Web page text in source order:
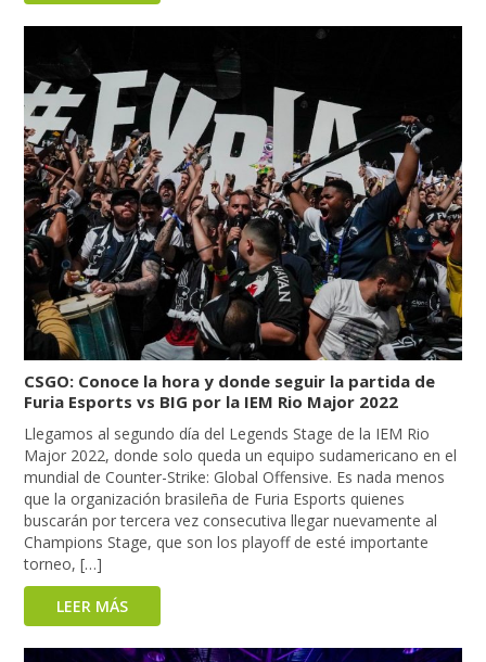
CSGO: Conoce la hora y donde seguir la partida de
Furia Esports vs BIG por la IEM Rio Major 2022
Llegamos al segundo día del Legends Stage de la IEM Rio
Major 2022, donde solo queda un equipo sudamericano en el
mundial de Counter-Strike: Global Offensive. Es nada menos
que la organización brasileña de Furia Esports quienes
buscarán por tercera vez consecutiva llegar nuevamente al
Champions Stage, que son los playoff de esté importante
torneo, […]
LEER MÁS